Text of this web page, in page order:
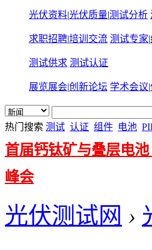
光伏资料|光伏质量|测试分析
求职招聘|培训交流 测试专家|
测试供求 测试认证
展览展会|创新论坛 学术会议|
热门搜索 测试 认证 组件 电池
首届钙钛矿与叠层电
峰会
光伏测试网 ›